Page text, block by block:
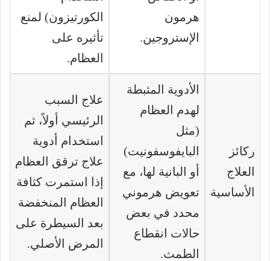
هرمون
الإستروجين.
الكورتيزون) لمنع
تأثيره على
العظام.
ركائز
العلاج
الأساسية
الأدوية المثبطة
لهدم العظام
(مثل
البايفوسفونيت)
أو البانية لها، مع
تعويض هرموني
محدد في بعض
حالات انقطاع
الطمث.
علاج السبب
الرئيسي أولاً، ثم
استخدام أدوية
علاج ترقق العظام
إذا استمرت كثافة
العظام المنخفضة
بعد السيطرة على
المرض الأصلي.